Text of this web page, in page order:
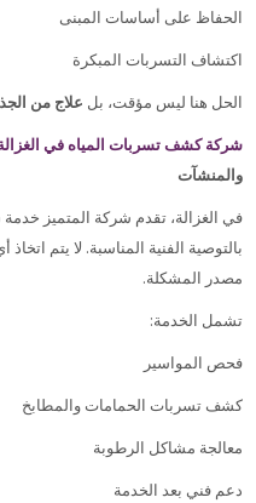
الحفاظ على أساسات المبنى
اكتشاف التسربات المبكرة
الحل هنا ليس مؤقت، بل علاج من
شركة كشف تسربات المياه في
والمنشآت
في الغزالة، تقدم شركة المتميز
بالتوصية الفنية المناسبة. لا يتم اتخاذ
مصدر المشكلة.
تشمل الخدمة:
فحص المواسير
كشف تسربات الحمامات والمطابخ
معالجة مشاكل الرطوبة
دعم فني بعد الخدمة